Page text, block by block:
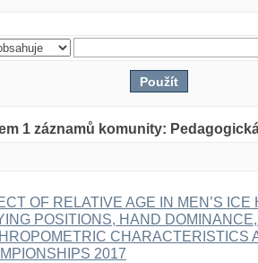
1 záznamů komunity:
OF RELATIVE AGE IN MEN’S
POSITIONS, HAND
CHARACTERISTICS
2017